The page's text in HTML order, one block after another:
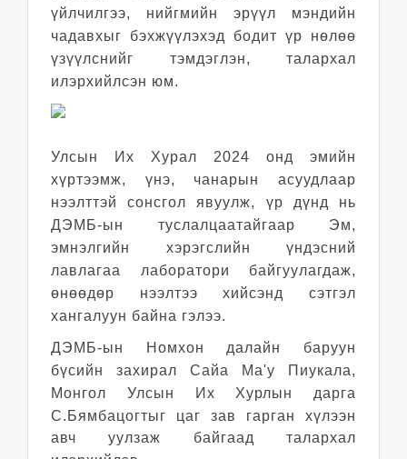
үйлчилгээ, нийгмийн эрүүл мэндийн
чадавхыг бэхжүүлэхэд бодит үр нөлөө
үзүүлснийг тэмдэглэн, талархал
илэрхийлсэн юм.
Улсын Их Хурал 2024 онд эмийн
хүртээмж, үнэ, чанарын асуудлаар
нээлттэй сонсгол явуулж, үр дүнд нь
ДЭМБ-ын туслалцаатайгаар Эм,
эмнэлгийн хэрэгслийн үндэсний
лавлагаа лаборатори байгуулагдаж,
өнөөдөр нээлтээ хийсэнд сэтгэл
хангалуун байна гэлээ.
ДЭМБ-ын Номхон далайн баруун
бүсийн захирал Сайа Ма'у Пиукала,
Монгол Улсын Их Хурлын дарга
С.Бямбацогтыг цаг зав гарган хүлээн
авч уулзаж байгаад талархал